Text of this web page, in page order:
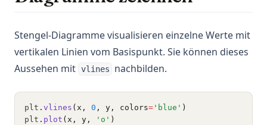
Stengel-Diagramme visualisieren einzelne Werte mit
vertikalen Linien vom Basispunkt. Sie können dieses
Aussehen mit vlines nachbilden.
plt . vlines (x, 0 , y, colors= 'blue' )
plt . plot (x, y, 'o' )